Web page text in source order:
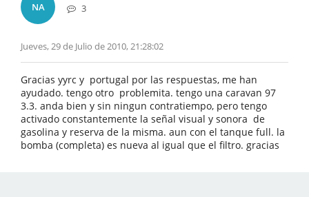
NA 3
Jueves, 29 de Julio de 2010, 21:28:02
Gracias yyrc y portugal por las respuestas, me han
ayudado. tengo otro problemita. tengo una caravan 97
3.3. anda bien y sin ningun contratiempo, pero tengo
activado constantemente la señal visual y sonora de
gasolina y reserva de la misma. aun con el tanque full. la
bomba (completa) es nueva al igual que el filtro. gracias